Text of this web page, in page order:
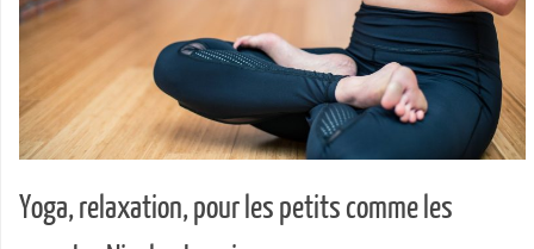
Yoga, relaxation, pour les petits comme les